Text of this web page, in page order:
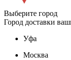
Выберите город
Город доставки
Уфа
Москва